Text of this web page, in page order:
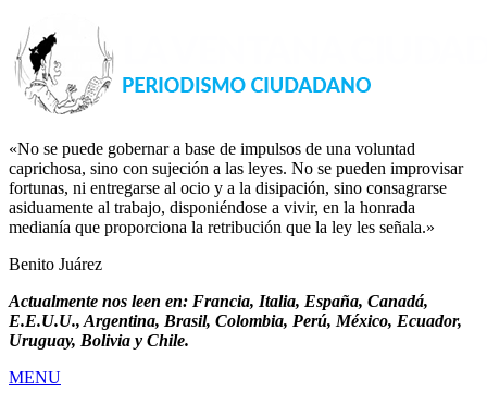
«No se puede gobernar a base de impulsos de una voluntad
caprichosa, sino con sujeción a las leyes. No se pueden improvisar
fortunas, ni entregarse al ocio y a la disipación, sino consagrarse
asiduamente al trabajo, disponiéndose a vivir, en la honrada
medianía que proporciona la retribución que la ley les señala.»
Benito Juárez
Actualmente nos leen en: Francia, Italia, España, Canadá,
E.E.U.U., Argentina, Brasil, Colombia, Perú, México, Ecuador,
Uruguay, Bolivia y Chile.
MENU